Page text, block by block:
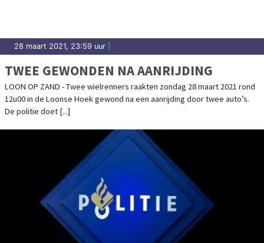
28 maart 2021, 23:59 uur
TWEE GEWONDEN NA AANRIJDING
LOON OP ZAND - Twee wielrenners raakten zondag 28 maart 2021 rond
12u00 in de Loonse Hoek gewond na een aanrijding door twee auto’s.
De politie doet [...]